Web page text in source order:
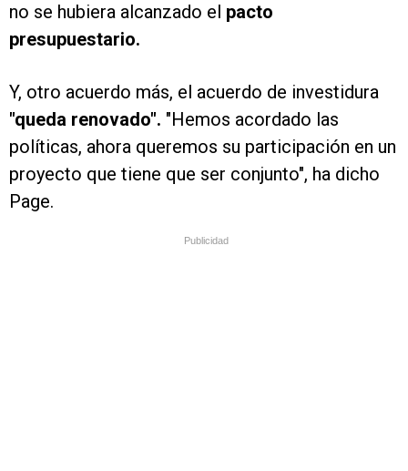
no se hubiera alcanzado el pacto
presupuestario.
Y, otro acuerdo más, el acuerdo de investidura
"queda renovado". "Hemos acordado las
políticas, ahora queremos su participación en un
proyecto que tiene que ser conjunto", ha dicho
Page.
Publicidad